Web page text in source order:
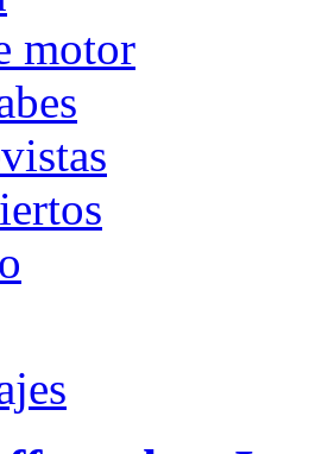
motor